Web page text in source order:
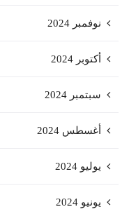
نوفمبر 2024
أكتوبر 2024
سبتمبر 2024
أغسطس 2024
يوليو 2024
يونيو 2024